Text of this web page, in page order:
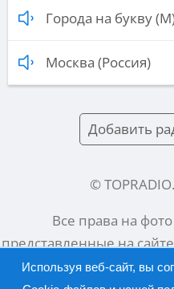
Города на букву
Москва (Россия)
Добавить
©
Все права на
представленные на
их
Используя веб-сайт, вы